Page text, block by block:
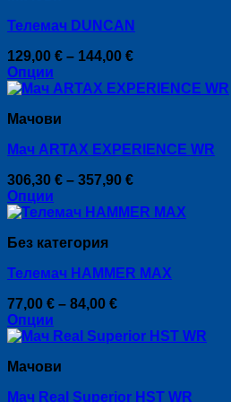
product
page
variants.
options
may
be
on
the
product
page
Телемач DUNCAN
129,00 € – 144,00 €Price
129,00 €
Опции
This
has
variants.
options
may
be
on
the
product
page
Мачови
Мач ARTAX EXPERIENCE WR
306,30 € – 357,90 €Price
306,30 €
Опции
This
has
variants.
options
may
be
on
the
Без категория
Телемач HAMMER MAX
77,00 € – 84,00 €Price
77,00 €
Опции
This
has
Мачови
Мач Real Superior HST WR